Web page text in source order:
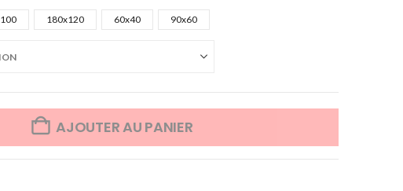
180x120 60x40 90x60
AJOUTER AU PANIER